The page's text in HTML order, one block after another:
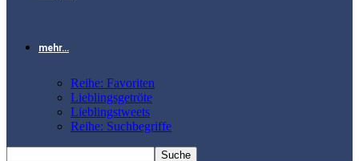
mehr…
Reihe: Favoriten
Lieblingsgetröte
Lieblingstweets
Reihe: Suchbegriffe